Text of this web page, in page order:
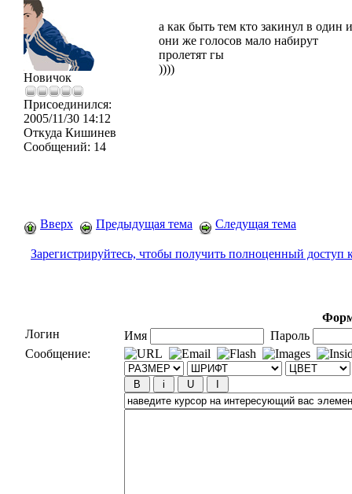
Новичок
Присоединился:
2005/11/30 14:12
Откуда Кишинев
Сообщений: 14
а как быть тем кто закинул в один
они же голосов мало набирут
пролетят гы
))))
Вверх Предыдущая тема Следущая тема
Зарегистрируйтесь, чтобы получить полноценный доступ
Логин
Имя
Пароль
Сообщение: